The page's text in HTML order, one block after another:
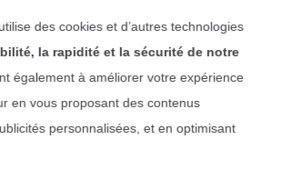
plus d’idées
des cookies et d’autres technologies
la rapidité et la sécurité de notre
également à améliorer votre expérience
en vous proposant des contenus
personnalisées, et en optimisant